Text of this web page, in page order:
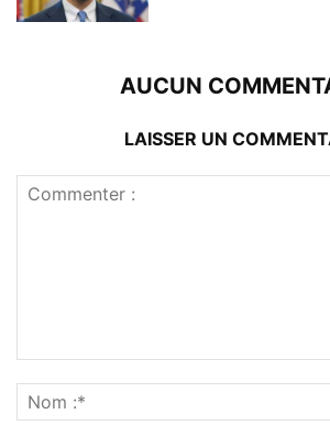
AUCUN
LAISSER UN